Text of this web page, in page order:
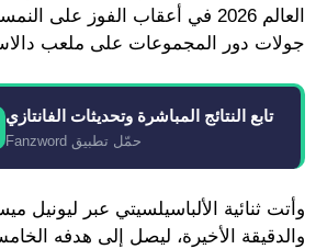
جولات دور المجموعات على ملعب
تابع النتائج المباشرة وتحديثات الفانتازي
حمّل تطبيق Fanzword
والدقيقة الأخيرة، ليصل إلى هدفه